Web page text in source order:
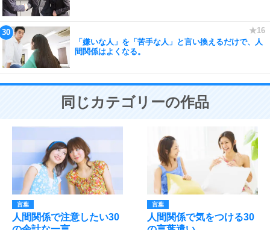
「嫌いな人」を「苦手な人」と言い換えるだけで、人
間関係はよくなる。
同じカテゴリーの作品
言葉
人間関係で注意したい30
言葉
人間関係で気をつける30